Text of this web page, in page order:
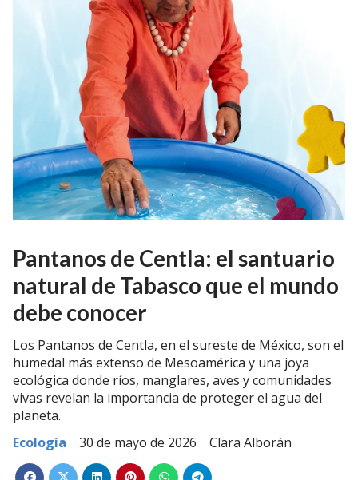
Pantanos de Centla: el santuario
natural de Tabasco que el mundo
debe conocer
Los Pantanos de Centla, en el sureste de México, son el
humedal más extenso de Mesoamérica y una joya
ecológica donde ríos, manglares, aves y comunidades
vivas revelan la importancia de proteger el agua del
planeta.
Ecología
30 de mayo de 2026 Clara Alborán